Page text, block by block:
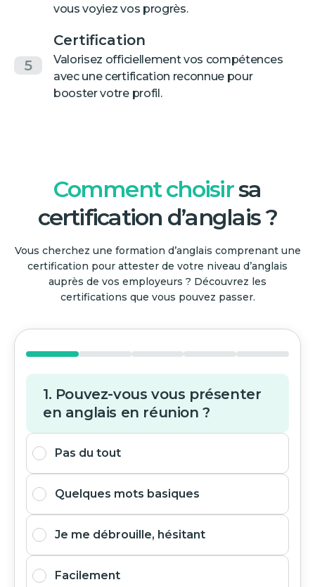
vous voyiez vos progrès.
5
Certification
Valorisez officiellement vos compétences
avec une certification reconnue pour
booster votre profil.
Comment choisirsa
certification d’anglais ?
Vous cherchez une formation d’anglais comprenant une
certification pour attester de votre niveau d’anglais
auprès de vos employeurs ? Découvrez les
certifications que vous pouvez passer.
1. Pouvez-vous vous présenter
en anglais en réunion ?
Pas du tout
Quelques mots basiques
Je me débrouille, hésitant
Facilement